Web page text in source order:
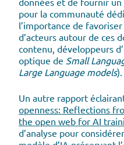
pour la communauté
l’importance de
d’acteurs autour de ces
contenu, développeurs
optique de Small
Large Language models).
Un autre rapport
openness: Reflections
the open web for AI
d’analyse pour